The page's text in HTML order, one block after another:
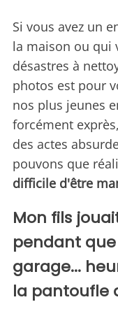
Si vous avez un
la maison ou qui
désastres à
photos est pour
nos plus jeunes
forcément
des actes
pouvons que
difficile d'être
Mon fils
pendant
garage...
la pantoufle